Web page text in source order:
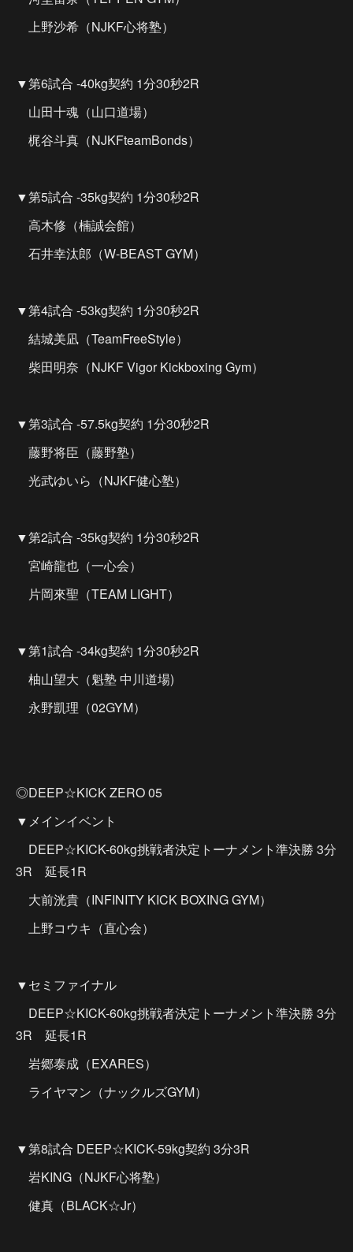
上野沙希（NJKF心将塾）
▼第6試合 -40kg契約 1分30秒2R
山田十魂（山口道場）
梶谷斗真（NJKFteamBonds）
▼第5試合 -35kg契約 1分30秒2R
高木修（楠誠会館）
石井幸汰郎（W-BEAST GYM）
▼第4試合 -53kg契約 1分30秒2R
結城美凪（TeamFreeStyle）
柴田明奈（NJKF Vigor Kickboxing Gym）
▼第3試合 -57.5kg契約 1分30秒2R
藤野将臣（藤野塾）
光武ゆいら（NJKF健心塾）
▼第2試合 -35kg契約 1分30秒2R
宮崎龍也（一心会）
片岡來聖（TEAM LIGHT）
▼第1試合 -34kg契約 1分30秒2R
柚山望大（魁塾 中川道場)
永野凱理（02GYM）
◎DEEP☆KICK ZERO 05
▼メインイベント
DEEP☆KICK-60kg挑戦者決定トーナメント準決勝 3分
3R 延長1R
大前洸貴（INFINITY KICK BOXING GYM）
上野コウキ（直心会）
▼セミファイナル
DEEP☆KICK-60kg挑戦者決定トーナメント準決勝 3分
3R 延長1R
岩郷泰成（EXARES）
ライヤマン（ナックルズGYM）
▼第8試合 DEEP☆KICK-59kg契約 3分3R
岩KING（NJKF心将塾）
健真（BLACK☆Jr）